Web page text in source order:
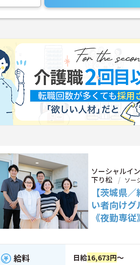
ソーシャルイ
下り松
ソー
【茨城県
い者向けグ
《夜勤専従
給料 日給16,673円～